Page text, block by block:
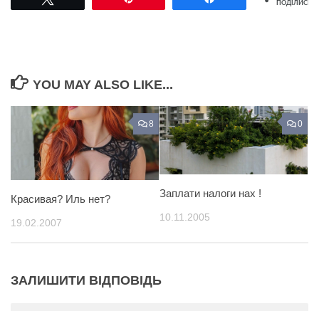
ПОДІЛИСЬ
YOU MAY ALSO LIKE...
8
Красивая? Иль нет?
19.02.2007
0
Заплати налоги нах !
10.11.2005
ЗАЛИШИТИ ВІДПОВІДЬ